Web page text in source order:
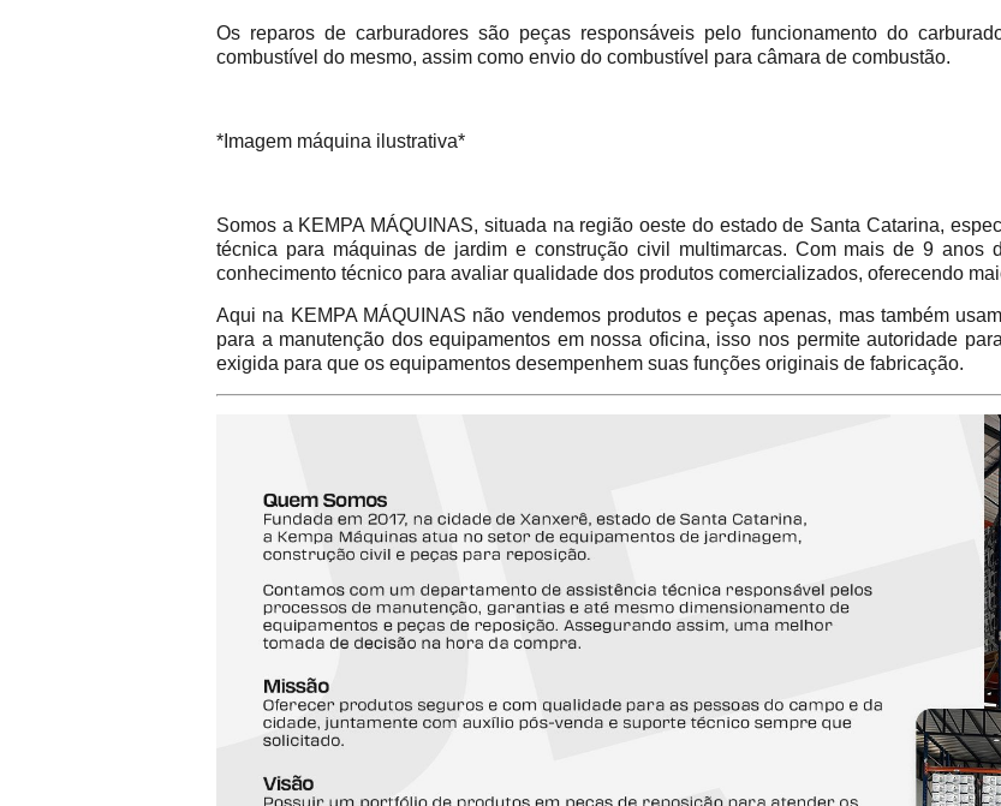
Os reparos de carburadores são peças responsáveis pelo funcionamento do
combustível do mesmo, assim como envio do combustível para câmara de combustão.
*Imagem máquina ilustrativa*
Somos a KEMPA MÁQUINAS, situada na região oeste do estado de Santa Catarina,
técnica para máquinas de jardim e construção civil multimarcas. Com mais de 9 anos
conhecimento técnico para avaliar qualidade dos produtos comercializados, oferecendo
Aqui na KEMPA MÁQUINAS não vendemos produtos e peças apenas, mas também
para a manutenção dos equipamentos em nossa oficina, isso nos permite autoridade
exigida para que os equipamentos desempenhem suas funções originais de fabricação.